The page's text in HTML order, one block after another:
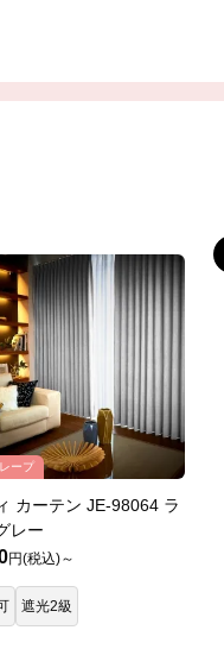
ープ
カーテン JE-98064 ラ
レー
円(税込)～
遮光2級